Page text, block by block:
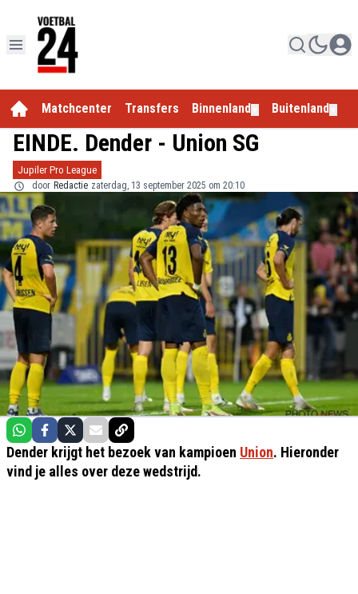
Matchcenter Transfers Binnenland Buitenland
EINDE. Dender - Union SG
Jupiler Pro League
door Redactie zaterdag, 13 september 2025 om 20:10
Dender krijgt het bezoek van kampioen Union. Hieronder
vind je alles over deze wedstrijd.